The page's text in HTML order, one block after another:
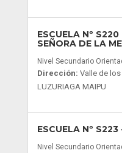
ESCUELA Nº S220
SEÑORA DE LA
Nivel Secundario
Dirección: Valle de los
LUZURIAGA MAIPU
ESCUELA Nº S223
Nivel Secundario